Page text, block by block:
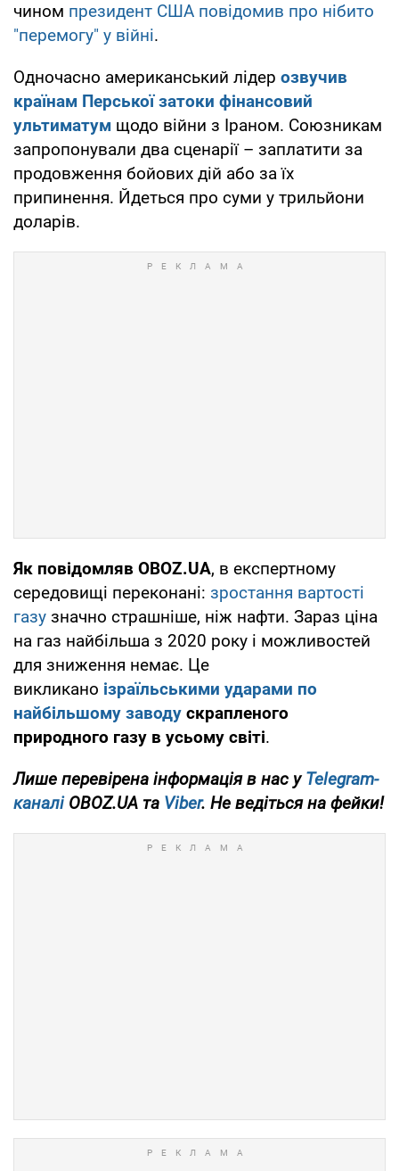
чином президент США повідомив про нібито
"перемогу" у війні.
Одночасно американський лідер озвучив
країнам Перської затоки фінансовий
ультиматум щодо війни з Іраном. Союзникам
запропонували два сценарії – заплатити за
продовження бойових дій або за їх
припинення. Йдеться про суми у трильйони
доларів.
Як повідомляв OBOZ.UA, в експертному
середовищі переконані: зростання вартості
газу значно страшніше, ніж нафти. Зараз ціна
на газ найбільша з 2020 року і можливостей
для зниження немає. Це
викликано ізраїльськими ударами по
найбільшому заводу скрапленого
природного газу в усьому світі.
Лише перевірена інформація в нас уTelegram-
каналіOBOZ.UA та Viber. Не ведіться на фейки!